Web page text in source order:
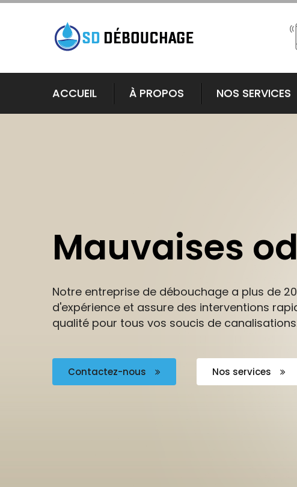
ACCUEIL À PROPOS NOS SERVICES
Mauvaises
Notre entreprise de débouchage a plus de
d'expérience et assure des interventions
qualité pour tous vos soucis de
Contactez-nous Nos services